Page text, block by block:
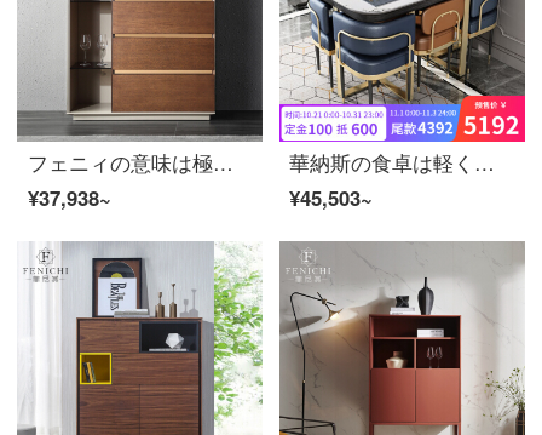
フェニィの意味は極簡岩板四斗棚のオークの木で、壁の引き出し棚の薄さによって、棚の上のレストランのサイドキャビネットの意味はきわめて簡単です。
¥37,938~
華納斯の食卓は軽くて贅沢で、食卓の小戸型の岩板の食事のテーブルと椅子を組み合わせて家庭用の簡単な多機能の食卓B 1142 Tテーブル+B 1232 J-B〓〓〓角の青い椅子*4雪山の白い椅子を回転します
¥45,503~